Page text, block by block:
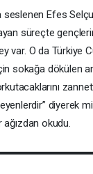
Efes
süreçte gençlerin
var. O da Türkiye
sokağa dökülen
diyerek
ağızdan okudu.